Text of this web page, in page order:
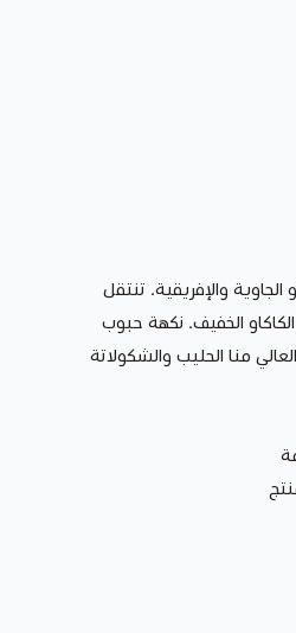
والإفريقية. تنتقل
الخفيف. نكهة حبوب
منا الحليب والشكولاتة